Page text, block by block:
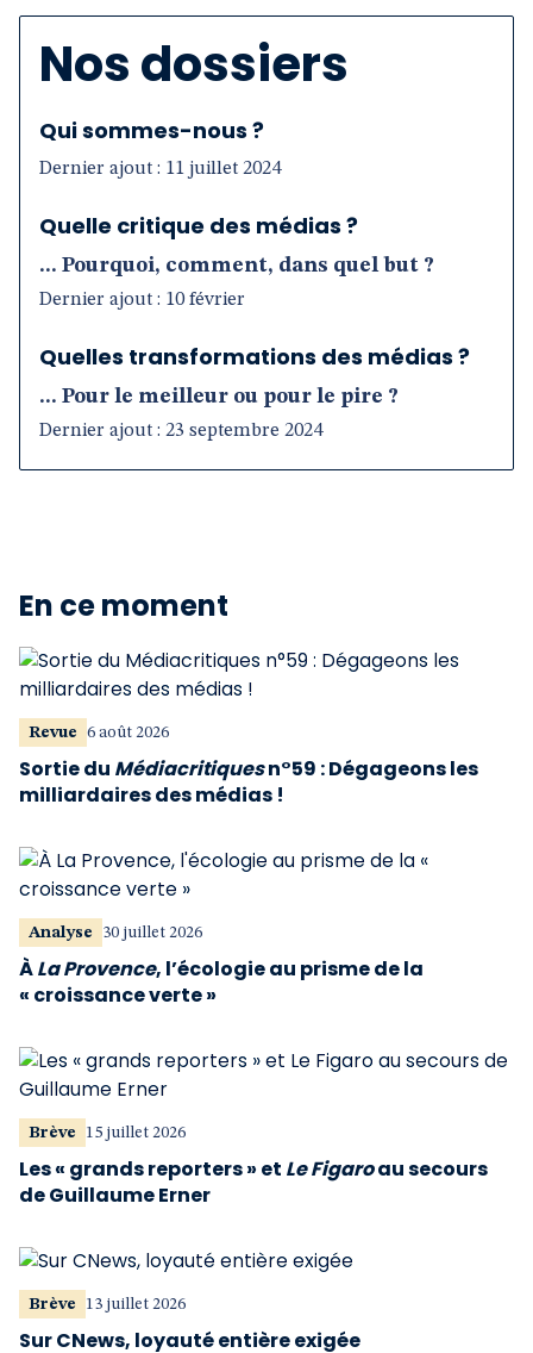
Nos dossiers
Qui sommes-nous ?
Dernier ajout : 11 juillet 2024
Quelle critique des médias ?
... Pourquoi, comment, dans quel but ?
Dernier ajout : 10 février
Quelles transformations des médias ?
... Pour le meilleur ou pour le pire ?
Dernier ajout : 23 septembre 2024
En ce moment
Revue 6 août 2026
Sortie du Médiacritiquesn°59 : Dégageons les
milliardaires des médias !
Analyse 30 juillet 2026
ÀLa Provence, l’écologie au prisme de la
« croissance verte »
Brève 15 juillet 2026
Les « grands reporters » et Le Figaroau secours
de Guillaume Erner
Brève 13 juillet 2026
Sur CNews, loyauté entière exigée